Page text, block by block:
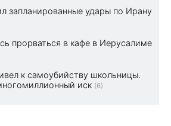
запланированные удары по Ирану
прорваться в кафе в Иерусалиме
к самоубийству школьницы.
иск (6)